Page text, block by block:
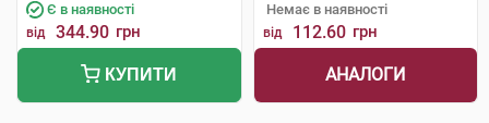
Є в наявності
від 344.90 грн
КУПИТИ
Немає в наявності
від 112.60 грн
АНАЛОГИ